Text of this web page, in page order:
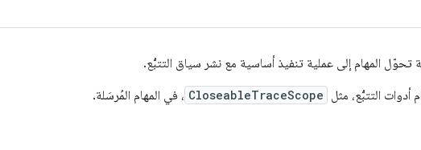
المهام إلى عملية تنفيذ أساسية مع نشر سياق التتبُّع.
التتبُّع، مثل CloseableTraceScope ، في المهام المُرسَلة.